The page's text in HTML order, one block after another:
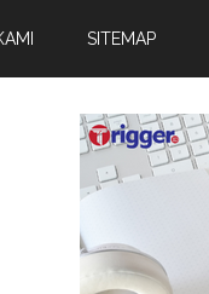
SITEMAP